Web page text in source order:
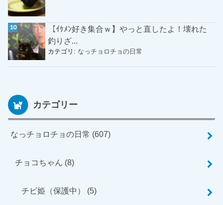
【ｲｹﾒﾝ好き集合ｗ】やっと直したよ！壊れた
釣りざ...
カテゴリ: なっチョロチョの日常
カテゴリー
なっチョロチョの日常 (607)
チョコちゃん (8)
チビ姫（保護中） (5)